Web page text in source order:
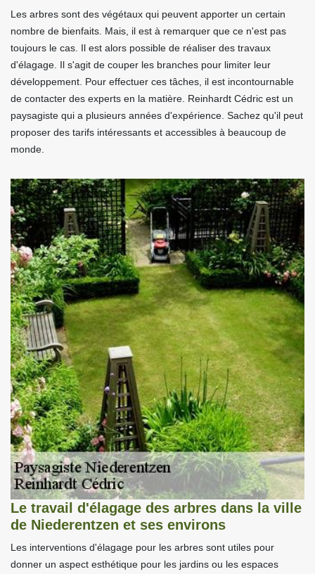
Les arbres sont des végétaux qui peuvent apporter un certain
nombre de bienfaits. Mais, il est à remarquer que ce n'est pas
toujours le cas. Il est alors possible de réaliser des travaux
d'élagage. Il s'agit de couper les branches pour limiter leur
développement. Pour effectuer ces tâches, il est incontournable
de contacter des experts en la matière. Reinhardt Cédric est un
paysagiste qui a plusieurs années d'expérience. Sachez qu'il peut
proposer des tarifs intéressants et accessibles à beaucoup de
monde.
Le travail d'élagage des arbres dans la ville
de Niederentzen et ses environs
Les interventions d'élagage pour les arbres sont utiles pour
donner un aspect esthétique pour les jardins ou les espaces